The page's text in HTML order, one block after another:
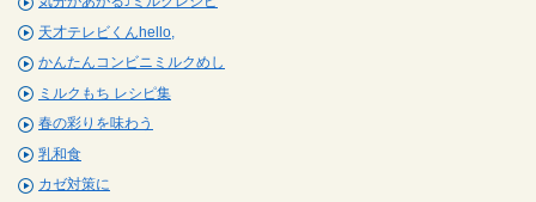
天才テレビくんhello,
かんたんコンビニミルクめし
ミルクもち レシピ集
春の彩りを味わう
乳和食
カゼ対策に